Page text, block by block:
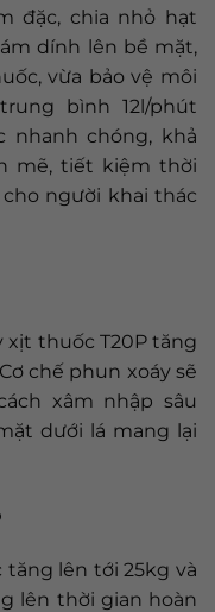
đặc, chia nhỏ hạt
dính lên bề mặt,
vừa bảo vệ môi
bình 12l/phút
nhanh chóng, khả
mẽ, tiết kiệm thời
người khai thác
xịt thuốc T20P tăng
chế phun xoáy sẽ
xâm nhập sâu
dưới lá mang lại
lên tới 25kg và
lên thời gian hoàn